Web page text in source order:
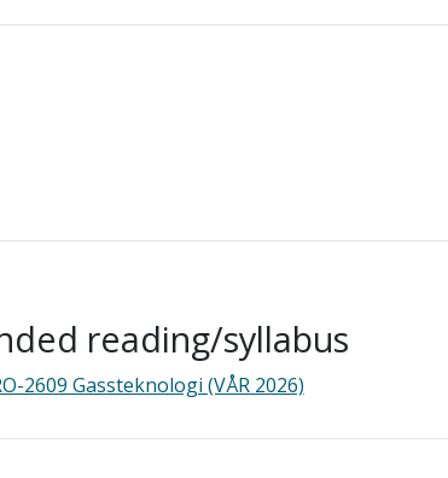
reading/syllabus
2609 Gassteknologi (VÅR 2026)